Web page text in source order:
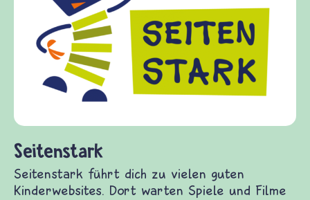
frieden-fragen.de ist ein Internet-Angebot für
Kinder, Eltern und ErzieherInnen das zu
Fragen von Krieg und Frieden, Streit und
Gewalt informiert und einen Austausch zu
diesem Themenbereich ermöglicht. frieden-
fragen.de bietet Antworten auf wichtige
und Frieden, Streit und Gewalt.